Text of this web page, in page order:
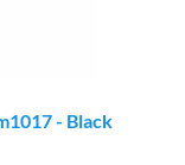
- Black